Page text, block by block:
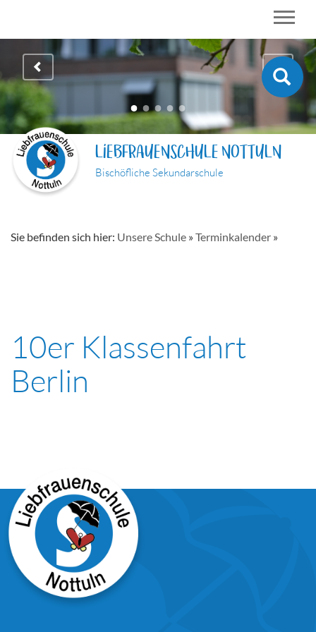
LIEBFRAUENSCHULE NOTTULN
Bischöfliche Sekundarschule
Sie befinden sich hier: Unsere Schule »Terminkalender »
10er Klassenfahrt
Berlin